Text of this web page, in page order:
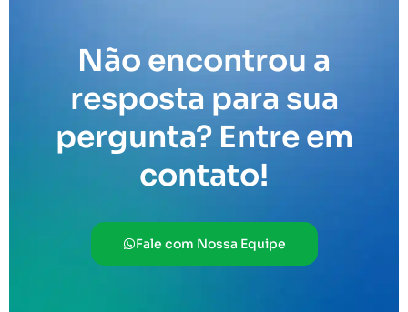
Não encontrou a
resposta para sua
pergunta? Entre em
contato!
Fale com Nossa Equipe